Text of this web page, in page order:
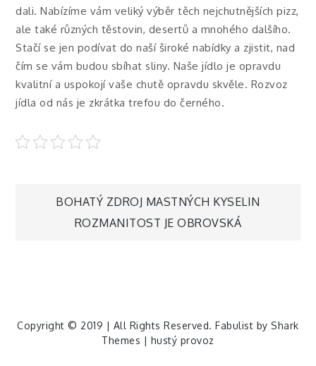
dali. Nabízíme vám veliký výběr těch nejchutnějších pizz,
ale také různých těstovin, desertů a mnohého dalšího.
Stačí se jen podívat do naší široké nabídky a zjistit, nad
čím se vám budou sbíhat sliny. Naše jídlo je opravdu
kvalitní a uspokojí vaše chutě opravdu skvěle. Rozvoz
jídla od nás je zkrátka trefou do černého.
Navigace
BOHATÝ ZDROJ MASTNÝCH KYSELIN
ROZMANITOST JE OBROVSKÁ
Copyright © 2019 | All Rights Reserved. Fabulist by Shark
Themes | hustý provoz